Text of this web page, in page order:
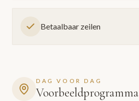
Betaalbaar zeilen
DAG VOOR DAG
Voorbeeldprogramma